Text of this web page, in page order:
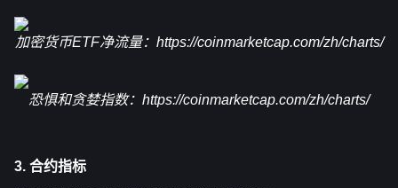
加密货币ETF净流量： https://coinmarketcap.com/zh/charts/
恐惧和贪婪指数： https://coinmarketcap.com/zh/charts/
3. 合约指标